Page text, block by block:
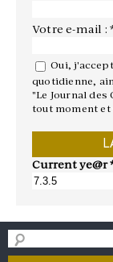
Votre e-mail :
Oui,
quotidienne,
"Le Journal
tout moment et
Current ye@r